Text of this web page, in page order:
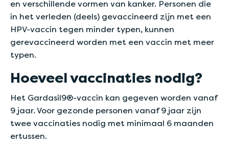
en verschillende vormen van kanker. Personen die
in het verleden (deels) gevaccineerd zijn met een
HPV-vaccin tegen minder typen, kunnen
gerevaccineerd worden met een vaccin met meer
typen.
Hoeveel vaccinaties nodig?
Het Gardasil9®-vaccin kan gegeven worden vanaf
9 jaar. Voor gezonde personen vanaf 9 jaar zijn
twee vaccinaties nodig met minimaal 6 maanden
ertussen.